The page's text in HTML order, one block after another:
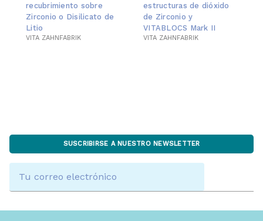
recubrimiento sobre
Zirconio o Disilicato de
Litio
VITA ZAHNFABRIK
estructuras de dióxido
de Zirconio y
VITABLOCS Mark II
VITA ZAHNFABRIK
SUSCRIBIRSE A NUESTRO NEWSLETTER
electrónico